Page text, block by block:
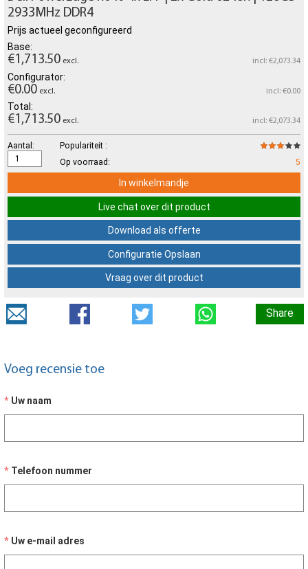
2933MHz DDR4
Prijs actueel geconfigureerd
Base:
€1,713.50 excl. incl: €2,073.34
Configurator:
€0.00 excl. incl: €0.00
Total:
€1,713.50 excl. incl: €2,073.34
Aantal:
Populariteit :
Op voorraad:
5
In winkelmandje
Live chat over dit product
Download als offerte
Configuratie Opslaan
Vraag over dit product
Share
Voeg recensie toe
Uw naam
Telefoon nummer
Uw e-mail adres